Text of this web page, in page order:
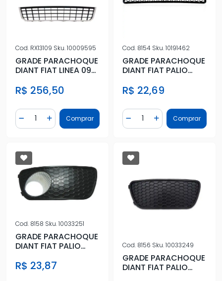
Cod. RX13109 Sku.10009595
GRADE PARACHOQUE
DIANT FIAT LINEA 09/
R$ 256,50
Diminuir Quantidade
Quantidade
Adicionar Quantidade
Comprar
Cod. 8154 Sku.10191462
GRADE PARACHOQUE
DIANT FIAT PALIO
R$ 22,69
Diminuir Quantidade
Quantidade
AdicionarComprar
Cod. 8158 Sku.10033251
GRADE PARACHOQUE
DIANT FIAT PALIO
FAROLETE
R$ 23,87
Cod. 8156 Sku.10033249
GRADE PARACHOQUE
DIANT FIAT PALIO